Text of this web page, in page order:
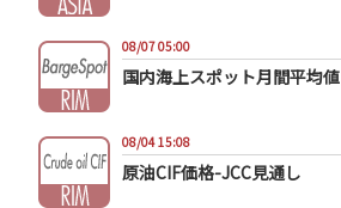
08/07 05:00
国内海上スポット月間平均値
08/04 15:08
原油CIF価格-JCC見通し